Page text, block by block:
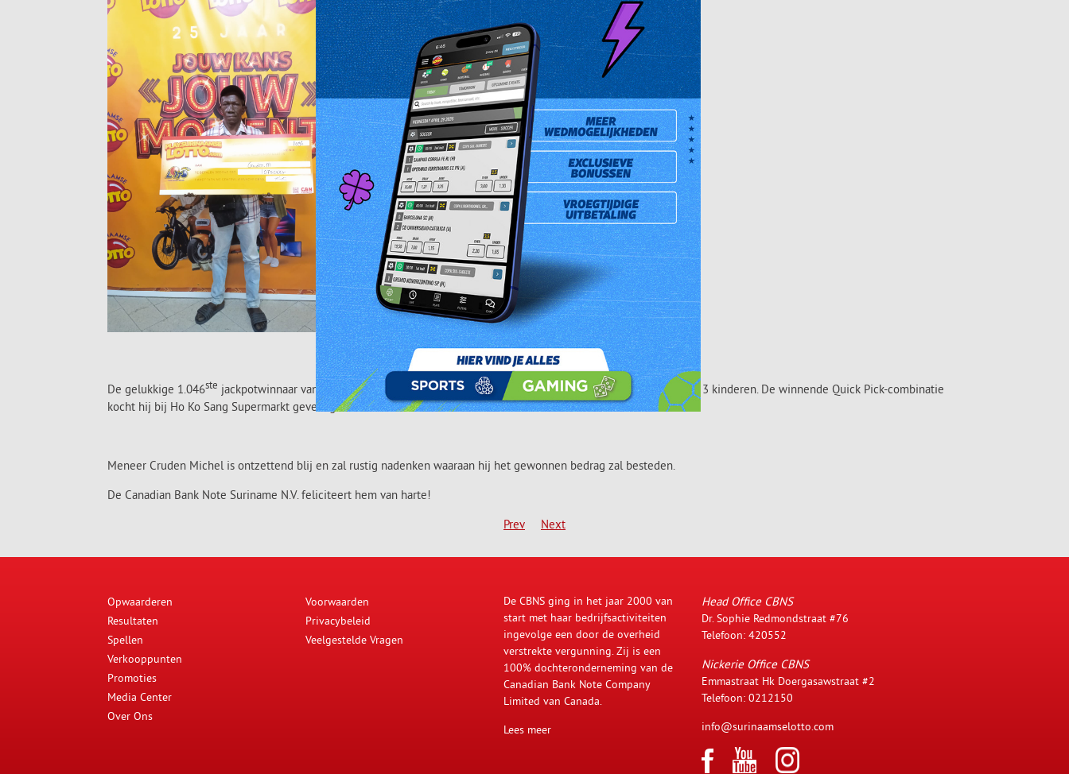
De gelukkige 1.046ste jackpotwinnaar van woensdag 01april 2026 is de 58 jarige heer Cruden Michel. HIj is vader van 3 kinderen. De winnende Quick Pick-combinatie
kocht hij bij Ho Ko Sang Supermarkt gevestigd aan de Voorstraat # 5
Meneer Cruden Michel is ontzettend blij en zal rustig nadenken waaraan hij het gewonnen bedrag zal besteden.
De Canadian Bank Note Suriname N.V. feliciteert hem van harte!
Prev
Next
Opwaarderen
Resultaten
Spellen
Verkooppunten
Promoties
Media Center
Over Ons
Voorwaarden
Privacybeleid
Veelgestelde Vragen
De CBNS ging in het jaar 2000 van
start met haar bedrijfsactiviteiten
ingevolge een door de overheid
verstrekte vergunning. Zij is een
100% dochteronderneming van de
Canadian Bank Note Company
Limited van Canada.
Lees meer
Head Office CBNS
Dr. Sophie Redmondstraat #76
Telefoon: 420552
Nickerie Office CBNS
Emmastraat Hk Doergasawstraat #2
Telefoon: 0212150
info@surinaamselotto.com